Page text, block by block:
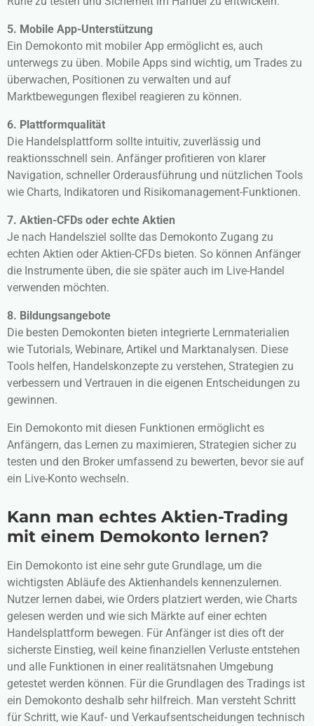
5. Mobile App-Unterstützung
Ein Demokonto mit mobiler App ermöglicht es, auch
unterwegs zu üben. Mobile Apps sind wichtig, um Trades zu
überwachen, Positionen zu verwalten und auf
Marktbewegungen flexibel reagieren zu können.
6. Plattformqualität
Die Handelsplattform sollte intuitiv, zuverlässig und
reaktionsschnell sein. Anfänger profitieren von klarer
Navigation, schneller Orderausführung und nützlichen Tools
wie Charts, Indikatoren und Risikomanagement-Funktionen.
7. Aktien-CFDs oder echte Aktien
Je nach Handelsziel sollte das Demokonto Zugang zu
echten Aktien oder Aktien-CFDs bieten. So können Anfänger
die Instrumente üben, die sie später auch im Live-Handel
verwenden möchten.
8. Bildungsangebote
Die besten Demokonten bieten integrierte Lernmaterialien
wie Tutorials, Webinare, Artikel und Marktanalysen. Diese
Tools helfen, Handelskonzepte zu verstehen, Strategien zu
verbessern und Vertrauen in die eigenen Entscheidungen zu
gewinnen.
Ein Demokonto mit diesen Funktionen ermöglicht es
Anfängern, das Lernen zu maximieren, Strategien sicher zu
testen und den Broker umfassend zu bewerten, bevor sie auf
ein Live-Konto wechseln.
Kann man echtes Aktien-Trading
mit einem Demokonto lernen?
Ein Demokonto ist eine sehr gute Grundlage, um die
wichtigsten Abläufe des Aktienhandels kennenzulernen.
Nutzer lernen dabei, wie Orders platziert werden, wie Charts
gelesen werden und wie sich Märkte auf einer echten
Handelsplattform bewegen. Für Anfänger ist dies oft der
sicherste Einstieg, weil keine finanziellen Verluste entstehen
und alle Funktionen in einer realitätsnahen Umgebung
getestet werden können. Für die Grundlagen des Tradings ist
ein Demokonto deshalb sehr hilfreich. Man versteht Schritt
für Schritt, wie Kauf- und Verkaufsentscheidungen technisch